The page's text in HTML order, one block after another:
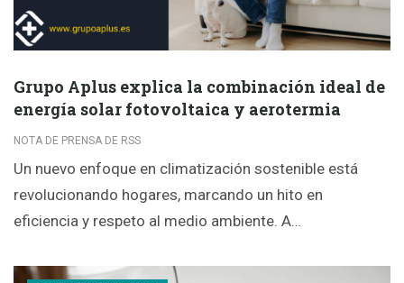
Grupo Aplus explica la combinación ideal de
energía solar fotovoltaica y aerotermia
NOTA DE PRENSA DE RSS
Un nuevo enfoque en climatización sostenible está
revolucionando hogares, marcando un hito en
eficiencia y respeto al medio ambiente. A…